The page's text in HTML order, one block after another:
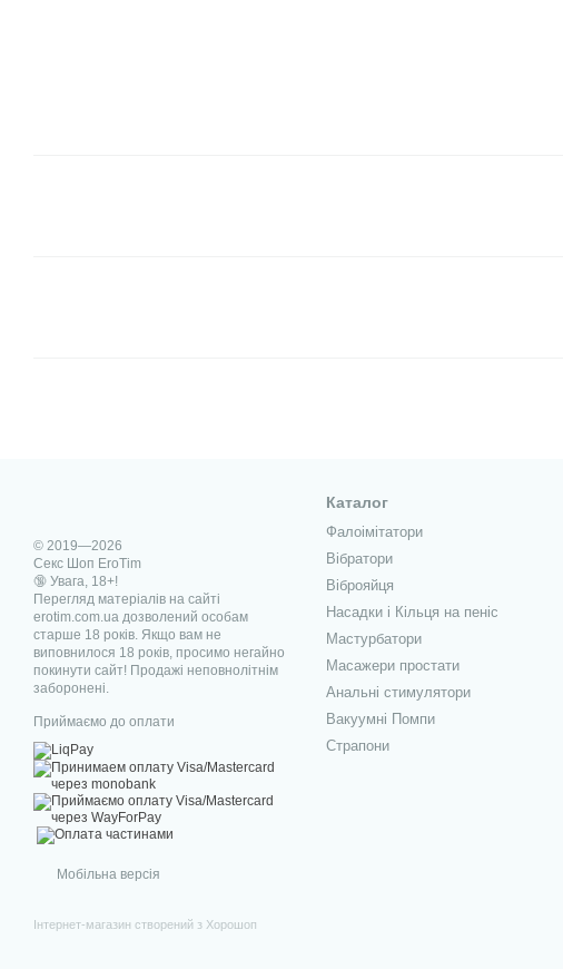
© 2019—2026
Секс Шоп EroTim
🔞 Увага, 18+!
Перегляд матеріалів на сайті
erotim.com.ua дозволений особам
старше 18 років. Якщо вам не
виповнилося 18 років, просимо негайно
покинути сайт! Продажі неповнолітнім
заборонені.
Приймаємо до оплати
Мобільна версія
Інтернет-магазин створений з Хорошоп
Каталог
Фалоімітатори
Вібратори
Віброяйця
Насадки і Кільця на пеніс
Мастурбатори
Масажери простати
Анальні стимулятори
Вакуумні Помпи
Страпони